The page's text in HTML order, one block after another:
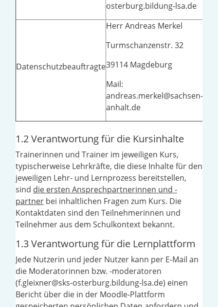
osterburg.bildung-lsa.de
Datenschutzbeauftragte
Herr Andreas Merkel
Turmschanzenstr. 32
39114 Magdeburg
Mail:
andreas.merkel@sachsen-
anhalt.de
1.2 Verantwortung für die Kursinhalte
Trainerinnen und Trainer im jeweiligen Kurs,
typischerweise Lehrkräfte, die diese Inhalte für den
jeweiligen Lehr- und Lernprozess bereitstellen,
sind die ersten Ansprechpartnerinnen und -
partner bei inhaltlichen Fragen zum Kurs. Die
Kontaktdaten sind den Teilnehmerinnen und
Teilnehmer aus dem Schulkontext bekannt.
1.3 Verantwortung für die Lernplattform
Jede Nutzerin und jeder Nutzer kann per E-Mail an
die Moderatorinnen bzw. -moderatoren
(f.gleixner@sks-osterburg.bildung-lsa.de) einen
Bericht über die in der Moodle-Plattform